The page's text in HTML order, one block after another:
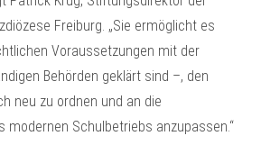
Freiburg. „Sie ermöglicht es
Voraussetzungen mit der
Behörden geklärt sind –, den
neu zu ordnen und an die
modernen Schulbetriebs anzupassen.“